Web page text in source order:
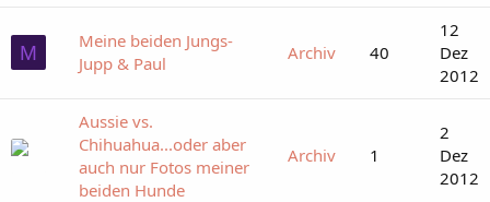
M
Meine beiden Jungs-
Jupp & Paul
Archiv 40
12
Dez
2012
Aussie vs.
Chihuahua...oder aber
auch nur Fotos meiner
beiden Hunde
Archiv 1
2
Dez
2012